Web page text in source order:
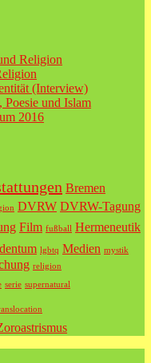
Religion
(Interview)
und Islam
2016
Bremen
DVRW DVRW-Tagung
Film fußball Hermeneutik
lgbtq Medien mystik
religion
serie supernatural